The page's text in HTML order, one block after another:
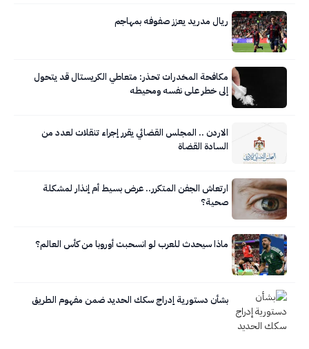
ريال مدريد يعزز صفوفه بمهاجم
مكافحة المخدرات تحذر: متعاطي الكريستال قد يتحول
إلى خطر على نفسه ومحيطه
الاردن .. المجلس القضائي يقرر إجراء تنقلات لعدد من
السادة القضاة
ارتعاش الجفن المتكرر.. عرض بسيط أم إنذار لمشكلة
صحية؟
ماذا سيحدث للعرب لو انسحبت أوروبا من كأس العالم؟
بشأن دستورية إدراج سكك الحديد ضمن مفهوم الطريق